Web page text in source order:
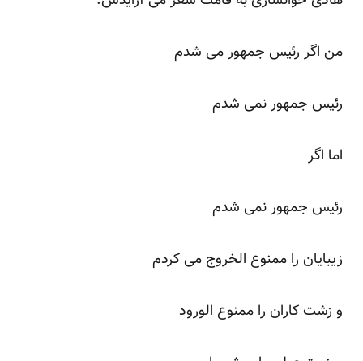
من اگر رئیس جمهور می شدم
رئیس جمهور نمی شدم
اما اگر
رئیس جمهور نمی شدم
زیبایان را ممنوع الخروج می کردم
و زشت کاران را ممنوع الورود